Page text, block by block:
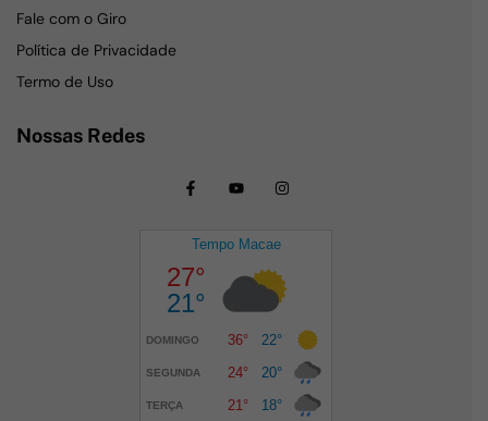
Fale com o Giro
Política de Privacidade
Termo de Uso
Nossas Redes